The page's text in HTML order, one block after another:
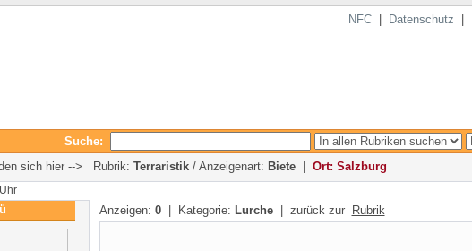
NFC| Datenschutz
Suche:
sich hier --> Rubrik: Terraristik/ Anzeigenart: Biete| Ort: Salzburg
Anzeigen: 0| Kategorie: Lurche| zurück zur Rubrik